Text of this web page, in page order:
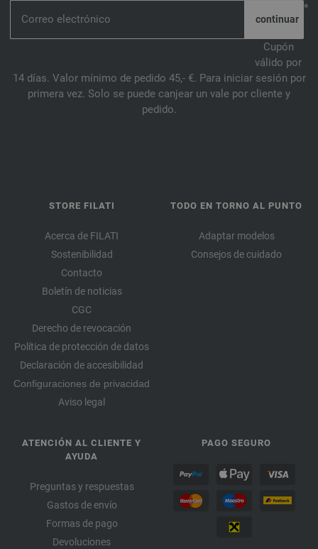
*
Cupón
válido por
14 días. Valor mínimo de pedido 45,- €. Para iniciar sesión por
primera vez. Solo se puede canjear un vale por cliente y
pedido.
STORE FILATI
Acerca de FILATI
Sostenibilidad
Contacto
Boletín de noticias
CGC
Derecho de revocación
Política de protección de datos
Declaración de accesibilidad
Configuraciones de privacidad
Aviso legal
TODO EN TORNO AL PUNTO
Adaptar modelos
Consejos de cuidado
ATENCIÓN AL CLIENTE Y
AYUDA
Preguntas y respuestas
Gastos de envío
Formas de pago
Devoluciones
PAGO SEGURO